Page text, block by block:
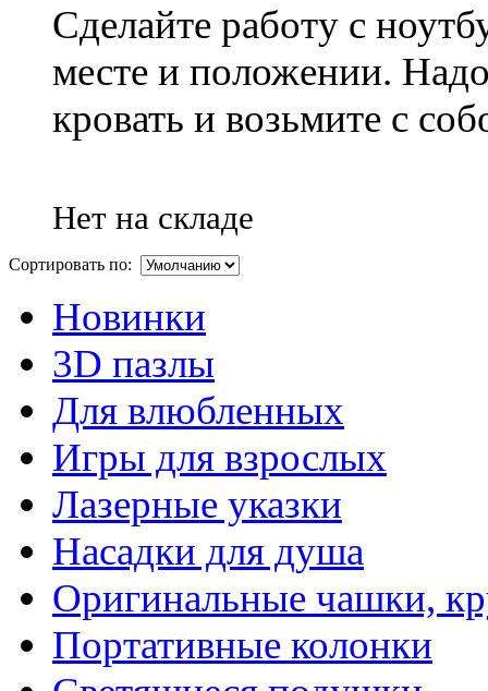
Сделайте работу с
месте и положении.
кровать и возьмите с
Нет на складе
Сортировать по:
Новинки
3D пазлы
Для влюбленных
Игры для взрослых
Лазерные указки
Насадки для душа
Оригинальные чашки,
Портативные колонки